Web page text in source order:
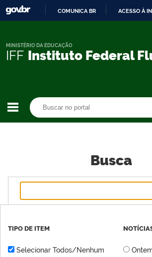
CONTEÚDO
COMUNICA BR ACESSO À
IFF Instituto Federal
MINISTÉRIO DA EDUCAÇÃO
Busca
TIPO DE ITEM
Selecionar Todos/Nenhum